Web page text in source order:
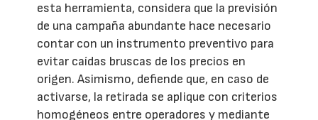
esta herramienta, considera que la previsión
de una campaña abundante hace necesario
contar con un instrumento preventivo para
evitar caídas bruscas de los precios en
origen. Asimismo, defiende que, en caso de
activarse, la retirada se aplique con criterios
homogéneos entre operadores y mediante